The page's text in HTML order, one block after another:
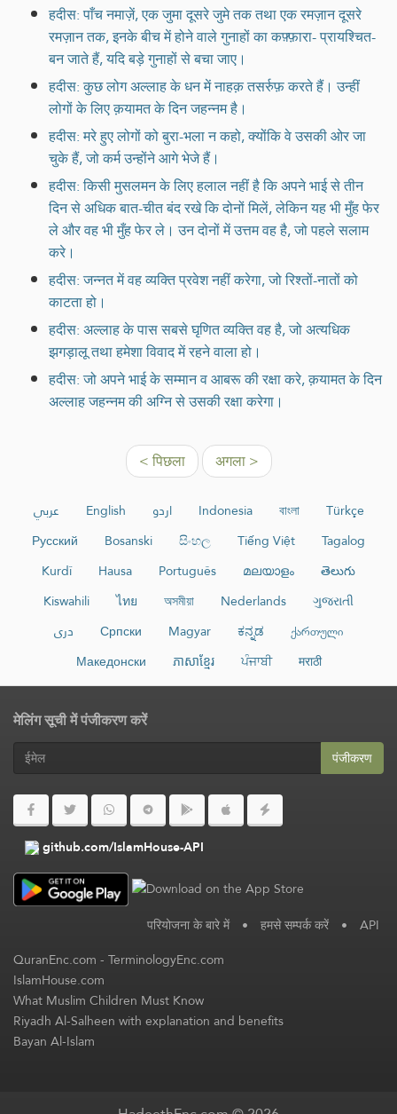
हदीस: पाँच नमाज़ें, एक जुमा दूसरे जुमे तक तथा एक रमज़ान दूसरे
रमज़ान तक, इनके बीच में होने वाले गुनाहों का कफ़्फ़ारा- प्रायश्चित-
बन जाते हैं, यदि बड़े गुनाहों से बचा जाए।
हदीस: कुछ लोग अल्लाह के धन में नाहक़ तसर्रुफ़ करते हैं। उन्हीं
लोगों के लिए क़यामत के दिन जहन्नम है।
हदीस: मरे हुए लोगों को बुरा-भला न कहो, क्योंकि वे उसकी ओर जा
चुके हैं, जो कर्म उन्होंने आगे भेजे हैं।
हदीस: किसी मुसलमन के लिए हलाल नहीं है कि अपने भाई से तीन
दिन से अधिक बात-चीत बंद रखे कि दोनों मिलें, लेकिन यह भी मुँह फेर
ले और वह भी मुँह फेर ले। उन दोनों में उत्तम वह है, जो पहले सलाम
करे।
हदीस: जन्नत में वह व्यक्ति प्रवेश नहीं करेगा, जो रिश्तों-नातों को
काटता हो।
हदीस: अल्लाह के पास सबसे घृणित व्यक्ति वह है, जो अत्यधिक
झगड़ालू तथा हमेशा विवाद में रहने वाला हो।
हदीस: जो अपने भाई के सम्मान व आबरू की रक्षा करे, क़यामत के दिन
अल्लाह जहन्नम की अग्नि से उसकी रक्षा करेगा।
< पिछला अगला >
عربي English اردو Indonesia বাংলা
Türkçe
Русский
Bosanski සිංහල Tiếng Việt
Tagalog
Kurdî
Hausa Português മലയാളം
తెలుగు
Kiswahili
ไทย অসমীয়া Nederlands
ગુજરાતી
دری
Српски Magyar ಕನ್ನಡ
ქართული
Македонски
ភាសាខ្មែរ ਪੰਜਾਬੀ मराठी
मेलिंग सूची में पंजीकरण करें
पंजीकरण
github.com/IslamHouse-API
परियोजना के बारे में • हमसे सम्पर्क करें • API
QuranEnc.com-TerminologyEnc.com
IslamHouse.com
What Muslim Children Must Know
Riyadh Al-Salheen with explanation and benefits
Bayan Al-Islam